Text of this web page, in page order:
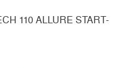
110 ALLURE START-